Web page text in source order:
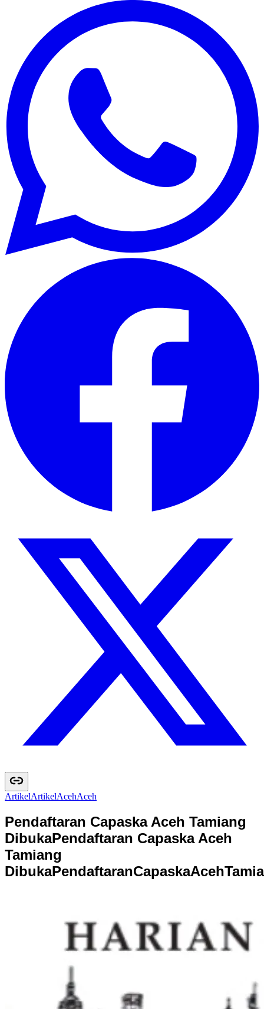
ArtikelArtikelAcehAceh
Pendaftaran Capaska Aceh Tamiang
DibukaPendaftaran Capaska Aceh
Tamiang
DibukaPendaftaranCapaskaAcehTamia